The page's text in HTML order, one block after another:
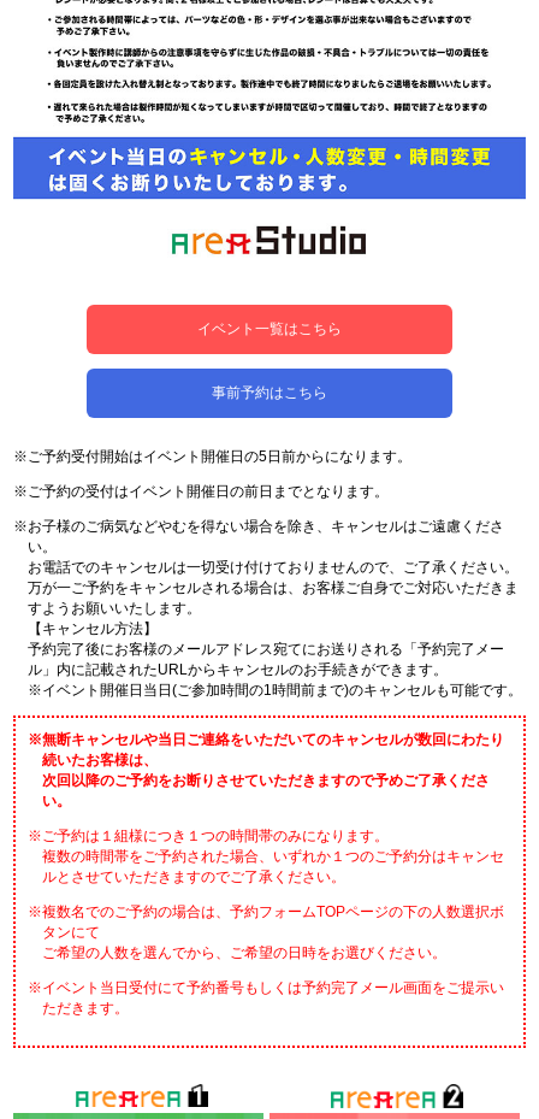
イベント一覧はこちら
事前予約はこちら
※ご予約受付開始はイベント開催日の5日前からになります。
※ご予約の受付はイベント開催日の前日までとなります。
※お子様のご病気などやむを得ない場合を除き、キャンセルはご遠慮くださ
い。
お電話でのキャンセルは⼀切受け付けておりませんので、ご了承ください。
万が⼀ご予約をキャンセルされる場合は、お客様ご⾃⾝でご対応いただきま
すようお願いいたします。
【キャンセル⽅法】
予約完了後にお客様のメールアドレス宛てにお送りされる「予約完了メー
ル」内に記載されたURLからキャンセルのお⼿続きができます。
※イベント開催日当日(ご参加時間の1時間前まで)のキャンセルも可能です。
※無断キャンセルや当日ご連絡をいただいてのキャンセルが数回にわたり
続いたお客様は、
次回以降のご予約をお断りさせていただきますので予めご了承くださ
い。
※ご予約は１組様につき１つの時間帯のみになります。
複数の時間帯をご予約された場合、いずれか１つのご予約分はキャンセ
ルとさせていただきますのでご了承ください。
※複数名でのご予約の場合は、予約フォームTOPページの下の人数選択ボ
タンにて
ご希望の人数を選んでから、ご希望の日時をお選びください。
※イベント当日受付にて予約番号もしくは予約完了メール画面をご提示い
ただきます。